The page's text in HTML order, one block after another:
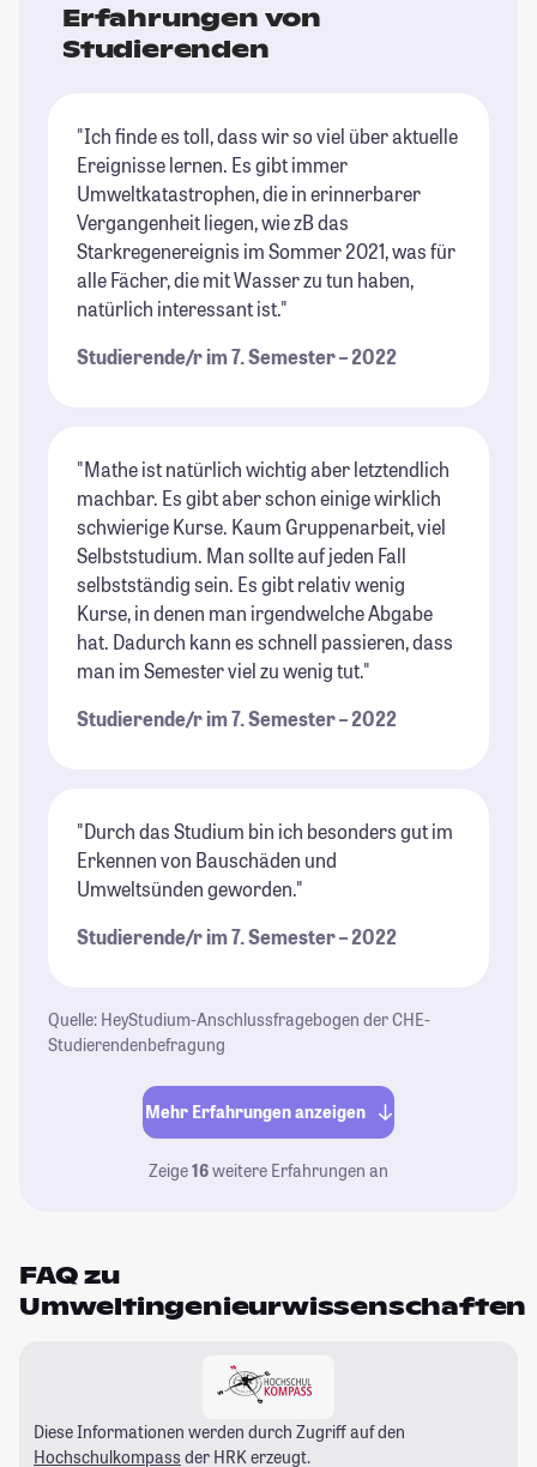
Erfahrungen von
Studierenden
"Ich finde es toll, dass wir so viel über aktuelle
Ereignisse lernen. Es gibt immer
Umweltkatastrophen, die in erinnerbarer
Vergangenheit liegen, wie zB das
Starkregenereignis im Sommer 2021, was für
alle Fächer, die mit Wasser zu tun haben,
natürlich interessant ist."
Studierende/r im 7. Semester – 2022
"Mathe ist natürlich wichtig aber letztendlich
machbar. Es gibt aber schon einige wirklich
schwierige Kurse. Kaum Gruppenarbeit, viel
Selbststudium. Man sollte auf jeden Fall
selbstständig sein. Es gibt relativ wenig
Kurse, in denen man irgendwelche Abgabe
hat. Dadurch kann es schnell passieren, dass
man im Semester viel zu wenig tut."
Studierende/r im 7. Semester – 2022
"Durch das Studium bin ich besonders gut im
Erkennen von Bauschäden und
Umweltsünden geworden."
Studierende/r im 7. Semester – 2022
Quelle: HeyStudium-Anschlussfragebogen der CHE-
Studierendenbefragung
Mehr Erfahrungen anzeigen
Zeige16weitere Erfahrungen an
FAQ zu
Umweltingenieurwissenschaften
Diese Informationen werden durch Zugriff auf den
Hochschulkompass der HRK erzeugt.